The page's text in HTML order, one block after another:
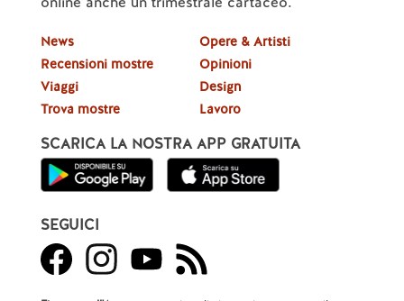
News
Recensioni mostre
Viaggi
Trova mostre
Opere & Artisti
Opinioni
Design
Lavoro
SCARICA LA NOSTRA APP GRATUITA
SEGUICI